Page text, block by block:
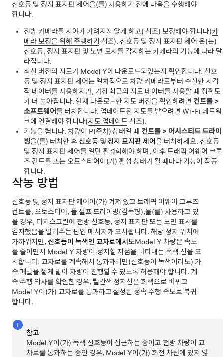
신호등 및 정지 표지판 제어을(를) 사용하기 전에 다음을 수행해야
합니다.
전방 카메라를 시야가 가려지지 않게 하고( 참조) 보정해야 합니다(카
메라 보정을 위해 주행하기 참조). 신호등 및 정지 표지판 제어 은(는)
신호등, 정지 표지판 및 노면 표시를 감지하는 카메라의 기능에 따라 달
라집니다.
최신 버전의 지도가 Model Y에 다운로드되었는지 확인합니다. 신호
등 및 정지 표지판 제어는 일차적으로 차량 카메라로부터 수신한 시각
적 데이터를 사용하지만, 가장 최근의 지도 데이터를 사용할 때 정확도
가 더 높아집니다. 현재 다운로드한 지도 버전을 확인하려면 컨트롤 >
소프트웨어를 터치합니다. 업데이트된 지도를 받으려면 Wi-Fi 네트워
크에 연결해야 합니다(지도 업데이트 참조).
기능을 켭니다. 차량이 P(주차) 상태일 때 컨트롤 > 어시스티드 드라이
빙을(를) 터치한 후 신호등 및 정지 표지판 제어을 터치하세요. 신호등
및 정지 표지판 제어를 일단 활성화해야 하며, 이후트래픽 어웨어 크루
즈 컨트롤 또는오토스티어 이(가) 활성 상태가 될 때마다 기능이 작동
합니다.
작동 방법
신호등 및 정지 표지판 제어 이(가) 켜져 있고 트래픽 어웨어 크루즈
컨트롤, 오토스티어 , 풀 셀프 드라이빙(감독형),을(를) 사용하고 있
을 경우, 터치스크린에 전방 신호등, 정지 표지판 또는 노면 표시를
감지했음을 알려주는 팝업 메시지가 표시됩니다. 해당 정지 위치에
가까워지면, 신호등이 녹색인 교차로에서도Model Y 차량은 속도
를 줄이면서 Model Y 차량이 정지할 지점을 나타내는 적색 선을 표
시합니다. 교차로를 계속해서 통과하려면(신호등이 녹색이라도) 가
속 페달을 짧게 밟아 차량이 진행할 수 있도록 허용해야 합니다. 계
속 주행 의사를 확인한 경우, 빨간색 정지선은 회색으로 바뀌고
Model Y이(가) 교차로를 통과하고 설정된 정속 주행 속도로 복귀
합니다.
참고
Model Y이(가) 녹색 신호등에 접근하는 중이고 전방 차량이 교
차로를 통과하는 중인 경우, Model Y이(가) 회전 차선에 있지 않